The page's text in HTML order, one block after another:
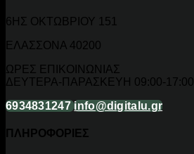
6ΗΣ ΟΚΤΩΒΡΙΟΥ 151
ΕΛΑΣΣΟΝΑ 40200
ΩΡΕΣ ΕΠΙΚΟΙΝΩΝΙΑΣ
ΔΕΥΤΕΡΑ-ΠΑΡΑΣΚΕΥΗ 09:00-17:00
6934831247 info@digitalu.gr
ΠΛΗΡΟΦΟΡΙΕΣ